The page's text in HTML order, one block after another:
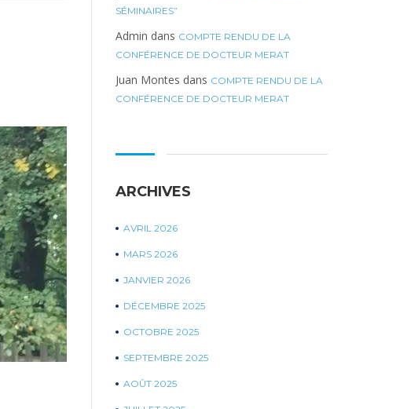
SÉMINAIRES”
Admin dans COMPTE RENDU DE LA
CONFÉRENCE DE DOCTEUR MERAT
Juan Montes dans COMPTE RENDU DE LA
CONFÉRENCE DE DOCTEUR MERAT
ARCHIVES
AVRIL 2026
MARS 2026
JANVIER 2026
DÉCEMBRE 2025
OCTOBRE 2025
SEPTEMBRE 2025
AOÛT 2025